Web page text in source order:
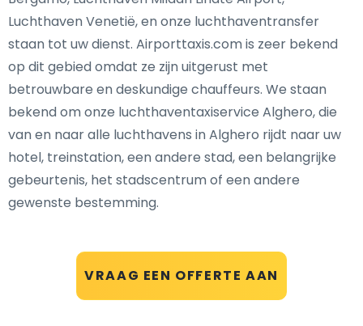
VRAAG EEN OFFERTE AAN
Luchthaven Venetië, en onze luchthaventransfer
staan tot uw dienst. Airporttaxis.com is zeer bekend
op dit gebied omdat ze zijn uitgerust met
betrouwbare en deskundige chauffeurs. We staan
bekend om onze luchthaventaxiservice Alghero, die
van en naar alle luchthavens in Alghero rijdt naar uw
hotel, treinstation, een andere stad, een belangrijke
gebeurtenis, het stadscentrum of een andere
gewenste bestemming.